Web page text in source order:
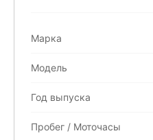
Марка
Модель
Год выпуска
Пробег / Моточасы